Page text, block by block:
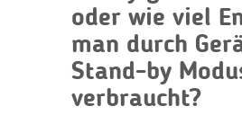
oder wie viel
man durch
Stand-by
verbraucht?